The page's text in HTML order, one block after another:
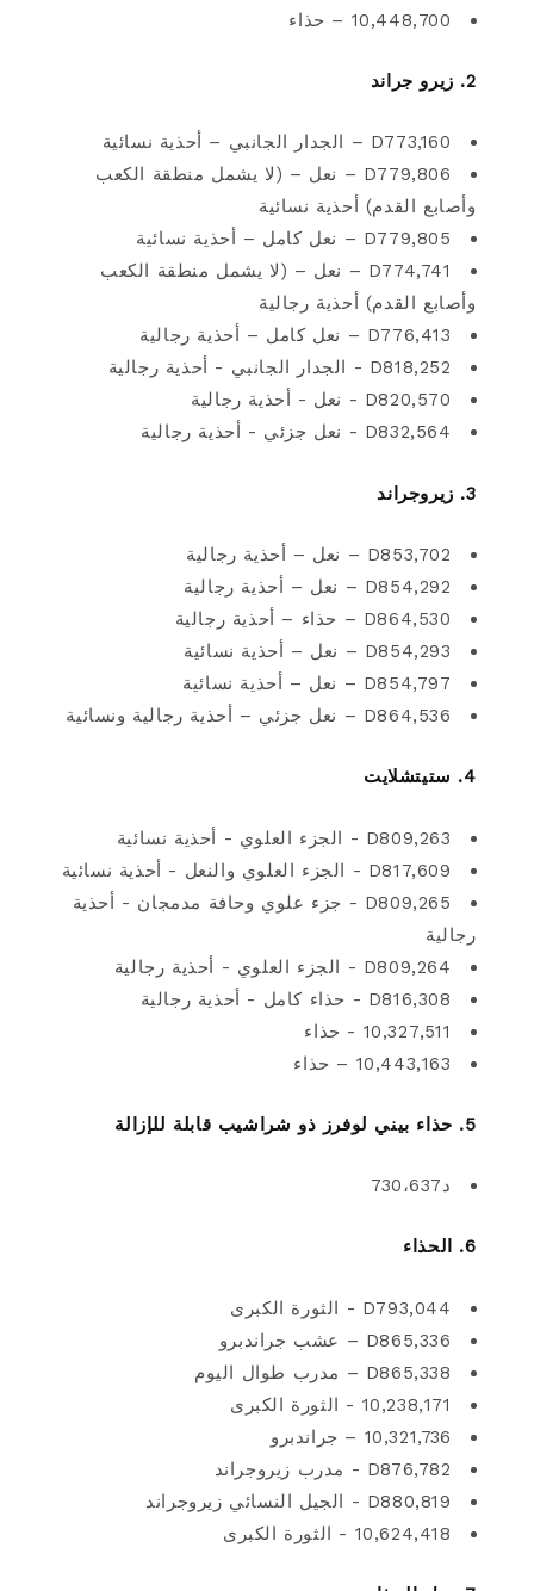
10,448,700 – حذاء
2. زيرو جراند
D773,160 – الجدار الجانبي – أحذية نسائية
D779,806 – نعل – (لا يشمل منطقة الكعب
وأصابع القدم) أحذية نسائية
D779,805 – نعل كامل – أحذية نسائية
D774,741 – نعل – (لا يشمل منطقة الكعب
وأصابع القدم) أحذية رجالية
D776,413 – نعل كامل – أحذية رجالية
D818,252 - الجدار الجانبي - أحذية رجالية
D820,570 - نعل - أحذية رجالية
D832,564 - نعل جزئي - أحذية رجالية
3. زيروجراند
D853,702 – نعل – أحذية رجالية
D854,292 – نعل – أحذية رجالية
D864,530 – حذاء – أحذية رجالية
D854,293 – نعل – أحذية نسائية
D854,797 – نعل – أحذية نسائية
D864,536 – نعل جزئي – أحذية رجالية ونسائية
4. ستيتشلايت
D809,263 - الجزء العلوي - أحذية نسائية
D817,609 - الجزء العلوي والنعل - أحذية نسائية
D809,265 - جزء علوي وحافة مدمجان - أحذية
رجالية
D809,264 - الجزء العلوي - أحذية رجالية
D816,308 - حذاء كامل - أحذية رجالية
10,327,511 - حذاء
10,443,163 – حذاء
5. حذاء بيني لوفرز ذو شراشيب قابلة للإزالة
د730،637
6. الحذاء
D793,044 - الثورة الكبرى
D865,336 – عشب جراندبرو
D865,338 – مدرب طوال اليوم
10,238,171 - الثورة الكبرى
10,321,736 – جراندبرو
D876,782 - مدرب زيروجراند
D880,819 - الجيل النسائي زيروجراند
10,624,418 - الثورة الكبرى